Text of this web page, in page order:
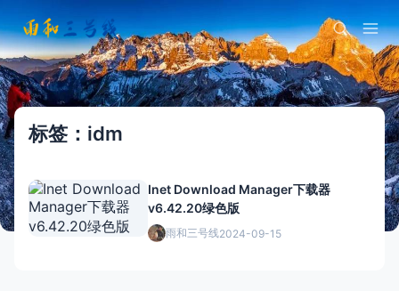
标签：idm
Inet Download Manager下载器
v6.42.20绿色版
雨和三号线2024-09-15